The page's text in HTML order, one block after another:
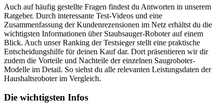
Auch auf häufig gestellte Fragen findest du Antworten in unserem
Ratgeber. Durch interessante Test-Videos und eine
Zusammenfassung der Kundenrezensionen im Netz erhältst du die
wichtigsten Informationen über Staubsauger-Roboter auf einem
Blick. Auch unser Ranking der Testsieger stellt eine praktische
Entscheidungshilfe für deinen Kauf dar. Dort präsentieren wir dir
zudem die Vorteile und Nachteile der einzelnen Saugroboter-
Modelle im Detail. So siehst du alle relevanten Leistungsdaten der
Haushaltsroboter im Vergleich.
Die wichtigsten Infos